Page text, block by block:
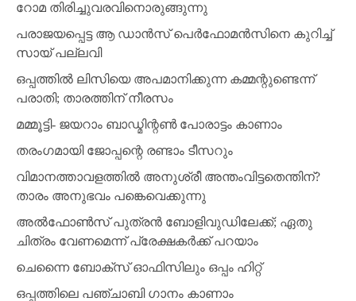
റോമ തിരിച്ചുവരവിനൊരുങ്ങുന്നു
പരാജയപ്പെട്ട ആ ഡാന്‍സ് പെര്‍ഫോമന്‍സിനെ കുറിച്ച്
സായ് പല്ലവി
ഒപ്പത്തില്‍ ലിസിയെ അപമാനിക്കുന്ന കമ്മന്റുണ്ടെന്ന്
പരാതി; താരത്തിന് നീരസം
മമ്മൂട്ടി- ജയറാം ബാഡ്മിന്റണ്‍ പോരാട്ടം കാണാം
തരംഗമായി ജോപ്പന്റെ രണ്ടാം ടീസറും
വിമാനത്താവളത്തില്‍ അനുശ്രീ അന്തംവിട്ടതെന്തിന്?
താരം അനുഭവം പങ്കെവെക്കുന്നു
അല്‍ഫോണ്‍സ് പുത്രന്‍ ബോളിവുഡിലേക്ക്; ഏതു
ചിത്രം വേണമെന്ന് പ്രേക്ഷകര്‍ക്ക് പറയാം
ചെന്നൈ ബോക്‌സ് ഓഫിസിലും ഒപ്പം ഹിറ്റ്
ഒപ്പത്തിലെ പഞ്ചാബി ഗാനം കാണാം